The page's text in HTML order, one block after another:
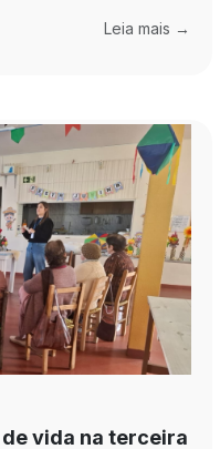
Leia mais →
vida na terceira